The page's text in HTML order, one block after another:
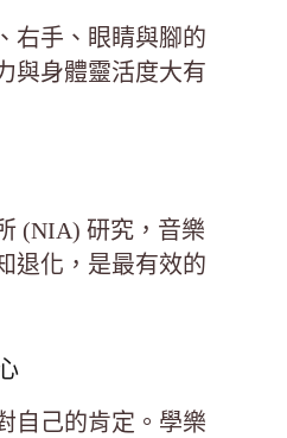
右手、眼睛與腳的
與身體靈活度大有
(NIA) 研究，音樂
退化，是最有效的
自己的肯定。學樂